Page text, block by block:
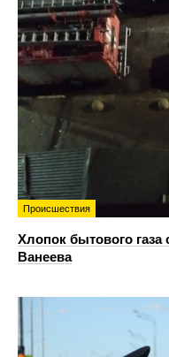
Происшествия
Хлопок бытового газа
Ванеева